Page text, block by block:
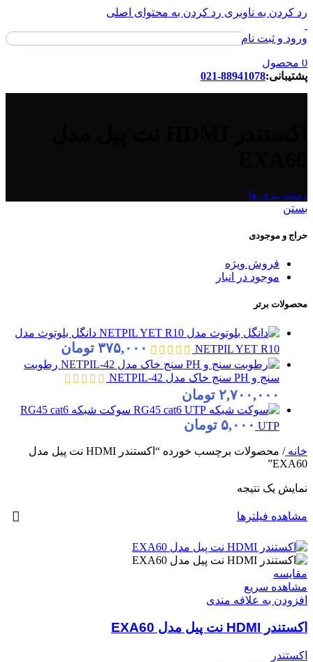
رد کردن به ناوبری رد کردن به محتوای اصلی
ورود و ثبت نام
ورود / ثبت نام
0 محصول
پشتیبانی:88941078-021
دسته بندی ها
بستن
حراج و موجودی
فروش ویژه
موجود در انبار
محصولات برتر
دانگل بلوتوث مدل
NETPIL YET R10
۳۷۵,۰۰۰ تومان
رطوبت
سنج و PH سنج خاک مدل NETPIL-42
۲,۷۰۰,۰۰۰ تومان
سوکت شبکه RG45 cat6
UTP ۵,۰۰۰ تومان
خانه/
محصولات برچسب خورده “اکستندر HDMI نت پیل مدل
EXA60”
نمایش یک نتیجه
مشاهده فیلترها
مقایسه
مشاهده سریع
افزودن به علاقه مندی
اکستندر HDMI نت پیل مدل EXA60
اکستندر